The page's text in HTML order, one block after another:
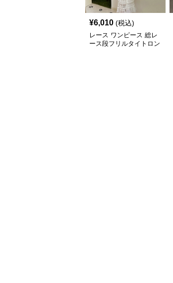
¥6,010 (税込)
レース ワンピース 総レ
ース段フリルタイトロン